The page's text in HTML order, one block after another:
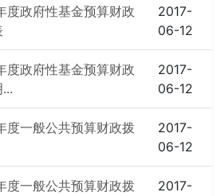
度政府性基金预算财政
2017-
06-12
度政府性基金预算财政
2017-
06-12
度一般公共预算财政拨
2017-
06-12
度一般公共预算财政拨
2017-